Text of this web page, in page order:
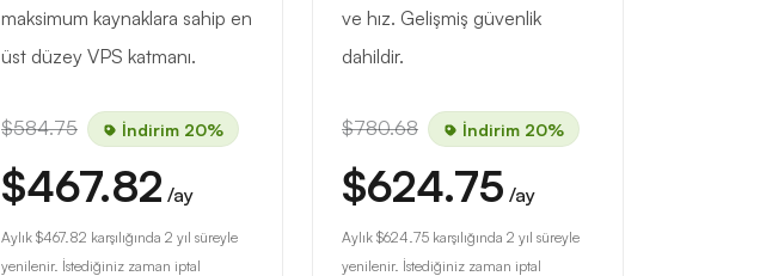
maksimum kaynaklara sahip en
üst düzey VPS katmanı.
$584.75 İndirim 20%
$467.82 /ay
Aylık $467.82 karşılığında 2 yıl süreyle
yenilenir. İstediğiniz zaman iptal
ve hız. Gelişmiş güvenlik
dahildir.
$780.68 İndirim 20%
$624.75 /ay
Aylık $624.75 karşılığında 2 yıl süreyle
yenilenir. İstediğiniz zaman iptal